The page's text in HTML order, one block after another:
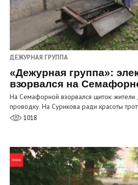
ДЕЖУРНАЯ ГРУППА
«Дежурная группа»:
взорвался на
На Семафорной взорвался щиток: жители
проводку. На Сурикова ради красоты
1018